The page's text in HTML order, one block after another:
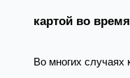
картой во
Во многих случаях